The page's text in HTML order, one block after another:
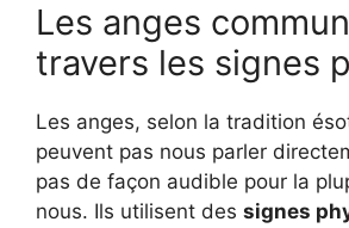
Les anges
travers les signes
Les anges, selon la tradition
peuvent pas nous parler
pas de façon audible pour la
nous. Ils utilisent des signes